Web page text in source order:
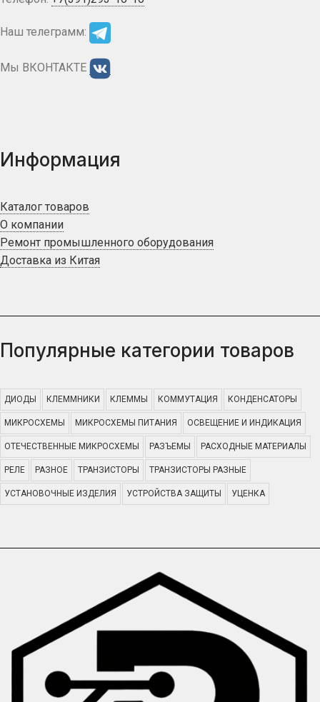
Наш телеграмм:
Мы ВКОНТАКТЕ
Информация
Каталог товаров
О компании
Ремонт промышленного оборудования
Доставка из Китая
Популярные категории товаров
ДИОДЫ КЛЕММНИКИ КЛЕММЫ КОММУТАЦИЯ КОНДЕНСАТОРЫ
МИКРОСХЕМЫ МИКРОСХЕМЫ ПИТАНИЯ ОСВЕЩЕНИЕ И ИНДИКАЦИЯ
ОТЕЧЕСТВЕННЫЕ МИКРОСХЕМЫ РАЗЪЕМЫ РАСХОДНЫЕ МАТЕРИАЛЫ
РЕЛЕ РАЗНОЕ ТРАНЗИСТОРЫ ТРАНЗИСТОРЫ РАЗНЫЕ
УСТАНОВОЧНЫЕ ИЗДЕЛИЯ УСТРОЙСТВА ЗАЩИТЫ УЦЕНКА